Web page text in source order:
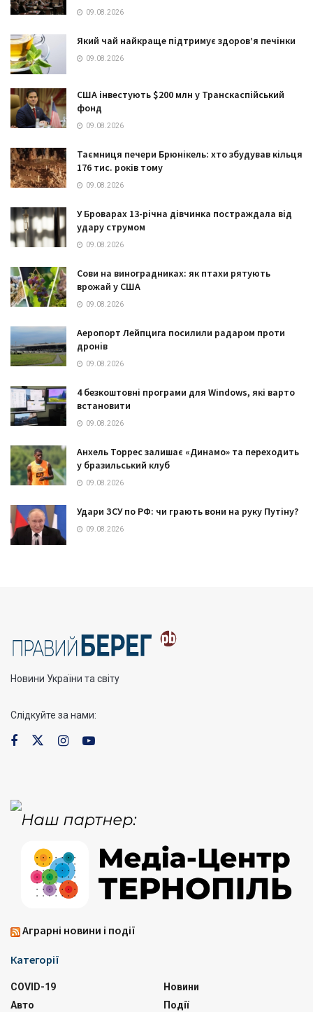
09.08.2026
Який чай найкраще підтримує здоров’я печінки
09.08.2026
США інвестують $200 млн у Транскаспійський
фонд
09.08.2026
Таємниця печери Брюнікель: хто збудував кільця
176 тис. років тому
09.08.2026
У Броварах 13-річна дівчинка постраждала від
удару струмом
09.08.2026
Сови на виноградниках: як птахи рятують
врожай у США
09.08.2026
Аеропорт Лейпцига посилили радаром проти
дронів
09.08.2026
4 безкоштовні програми для Windows, які варто
встановити
09.08.2026
Анхель Торрес залишає «Динамо» та переходить
у бразильський клуб
09.08.2026
Удари ЗСУ по РФ: чи грають вони на руку Путіну?
09.08.2026
Новини України та світу
Слідкуйте за нами:
Аграрні новини і події
Категорії
COVID-19
Авто
Новини
Події